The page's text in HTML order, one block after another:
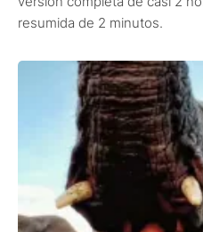
resumida de 2 minutos.